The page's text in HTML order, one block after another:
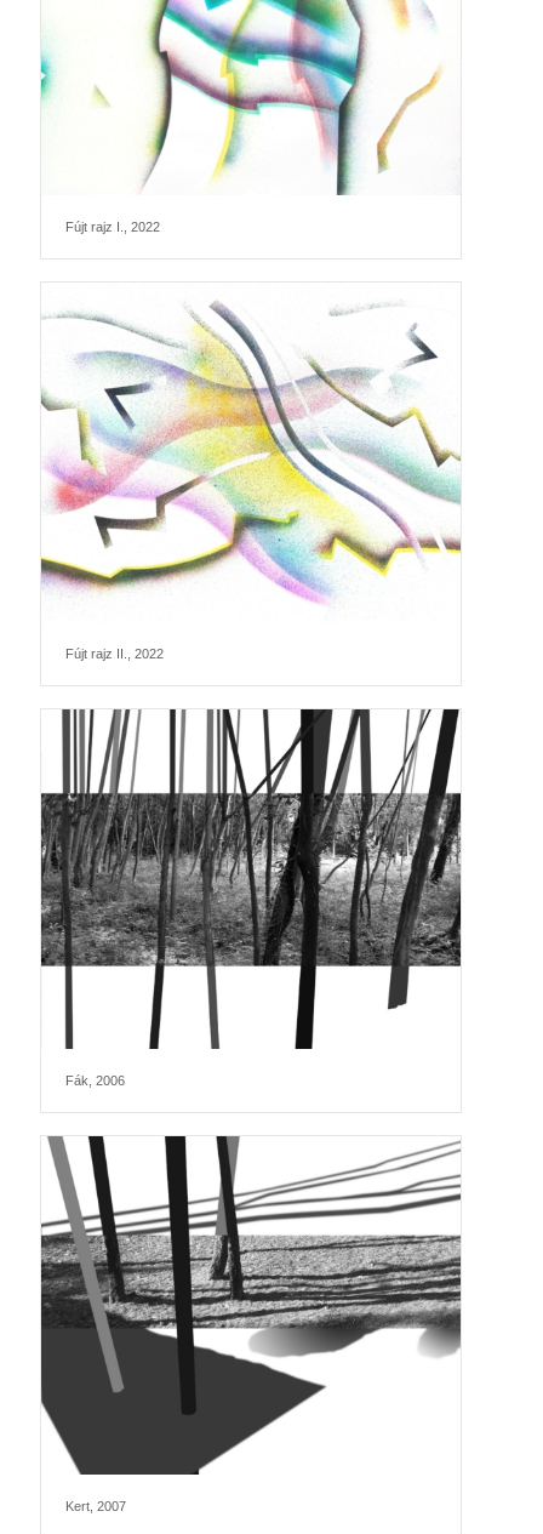
Fújt rajz I., 2022
Fújt rajz II., 2022
Fák, 2006
Kert, 2007